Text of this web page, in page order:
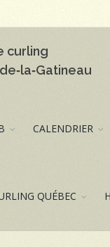
curling
CALENDRIER
QUÉBEC